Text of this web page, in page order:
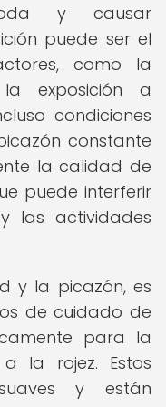
y causar
puede ser el
como la
exposición a
condiciones
constante
la calidad de
puede interferir
las actividades
y la picazón, es
de cuidado de
para la
la rojez. Estos
y están